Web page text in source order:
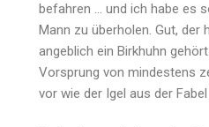
befahren … und ich habe es
Mann zu überholen. Gut, der
angeblich ein Birkhuhn
Vorsprung von mindestens
vor wie der Igel aus der Fabel